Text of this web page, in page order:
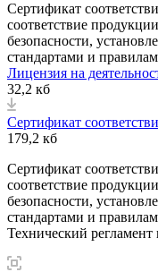
Сертификат
соответствие
безопасности,
стандартами и
Лицензия на
32,2 кб
Сертификат
179,2 кб
Сертификат
соответствие
безопасности,
стандартами и
Технический регламент